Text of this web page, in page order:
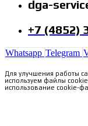
dga-
+7 (4852)
Whatsapp Telegram
Для улучшения работы
используем файлы
использование cookie-